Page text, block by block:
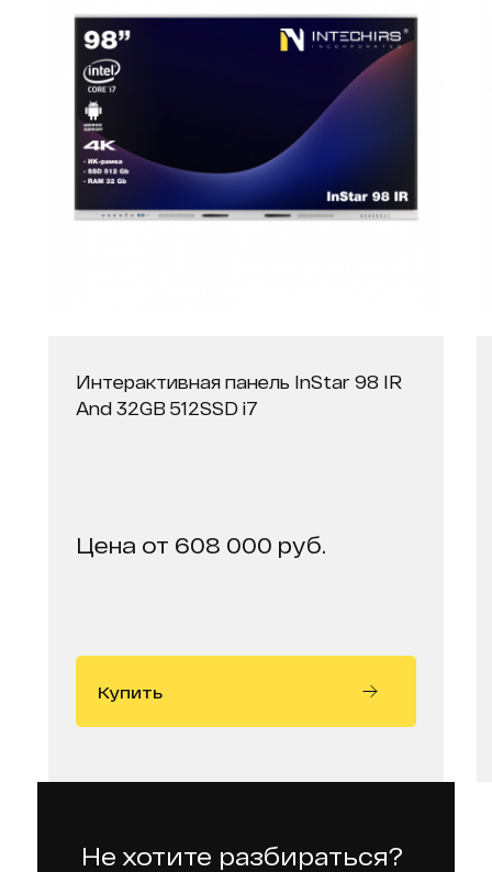
Интерактивная панель InStar 98 IR
And 32GB 512SSD i7
Цена от 608 000 руб.
Купить
Не хотите разбираться?